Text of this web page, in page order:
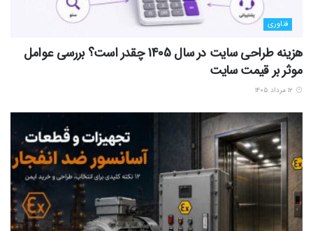
فناوری
هزینه طراحی سایت در سال 1405 چقدر است؟ بررسی عوامل
موثر بر قیمت سایت